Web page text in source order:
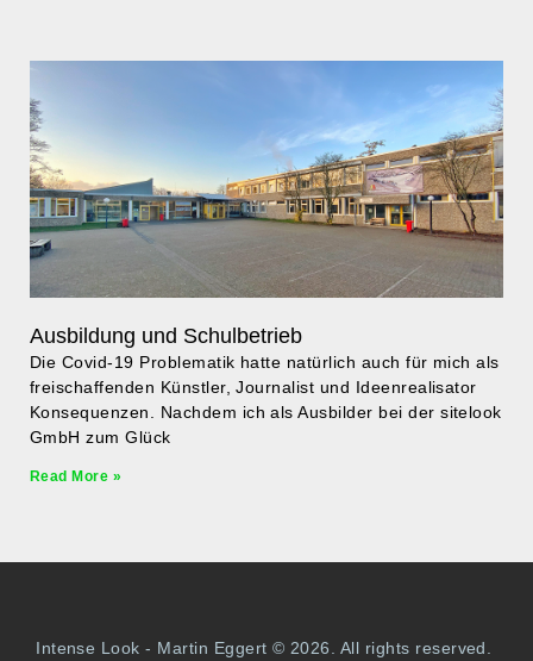
Ausbildung und Schulbetrieb
Die Covid-19 Problematik hatte natürlich auch für mich als
freischaffenden Künstler, Journalist und Ideenrealisator
Konsequenzen. Nachdem ich als Ausbilder bei der sitelook
GmbH zum Glück
Read More »
Intense Look - Martin Eggert © 2026. All rights reserved.